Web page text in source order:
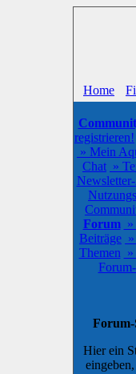
Home
registrieren!
» Mein
Chat »
Forum
Beiträge
Themen
Forum-
Hier ein